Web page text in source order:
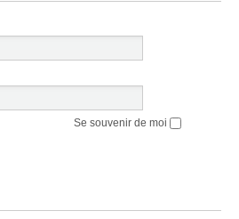
Se souvenir de moi